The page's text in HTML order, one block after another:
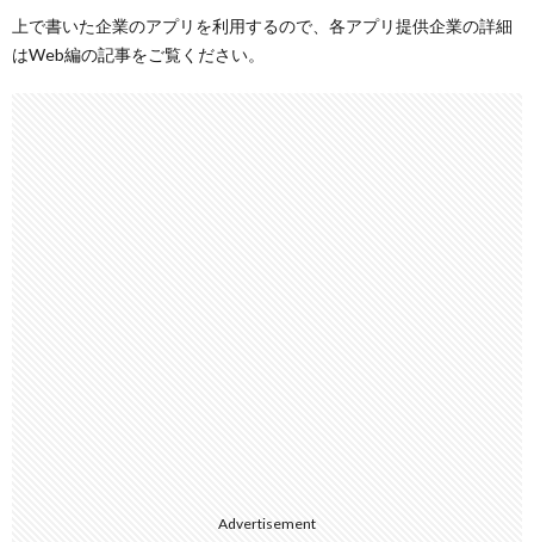
上で書いた企業のアプリを利用するので、各アプリ提供企業の詳細
はWeb編の記事をご覧ください。
Advertisement